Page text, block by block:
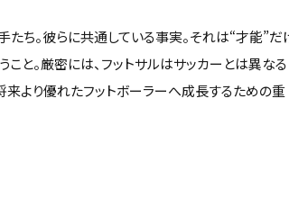
ち。彼らに共通している事実。それは“才能”だ
こと。厳密には、フットサルはサッカーとは異なる
来より優れたフットボーラーへ成長するための重